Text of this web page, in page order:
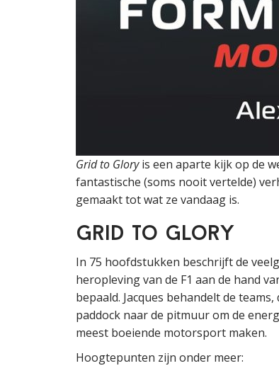
Grid to Gloryis een aparte kijk op de
fantastische (soms nooit vertelde)
gemaakt tot wat ze vandaag is.
Grid to Glory
In 75 hoofdstukken beschrijft de
heropleving van de F1 aan de hand
bepaald. Jacques behandelt de
paddock naar de pitmuur om de
meest boeiende motorsport maken.
Hoogtepunten zijn onder meer: